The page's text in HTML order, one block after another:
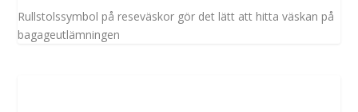
Rullstolssymbol på reseväskor gör det lätt att hitta väskan på
bagageutlämningen